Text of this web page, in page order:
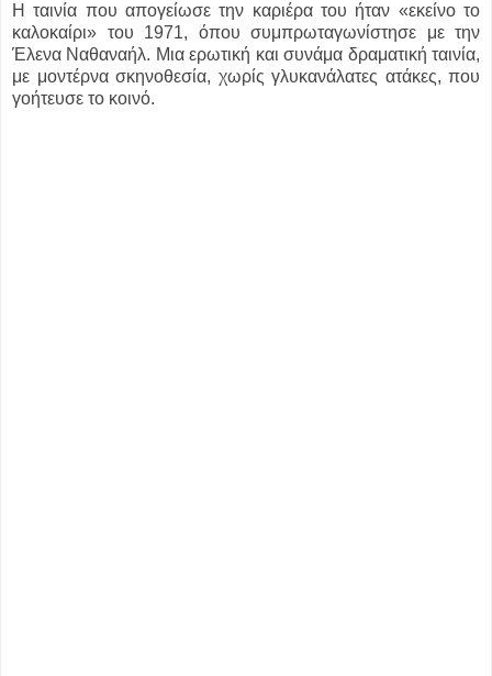
Η ταινία που απογείωσε την καριέρα του ήταν «εκείνο το
καλοκαίρι» του 1971, όπου συμπρωταγωνίστησε με την
Έλενα Ναθαναήλ. Μια ερωτική και συνάμα δραματική ταινία,
με μοντέρνα σκηνοθεσία, χωρίς γλυκανάλατες ατάκες, που
γοήτευσε το κοινό.